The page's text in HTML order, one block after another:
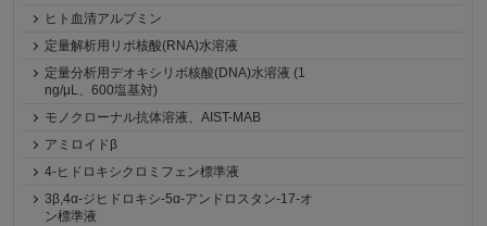
ヒト血清アルブミン
定量解析用リボ核酸(RNA)水溶液
定量分析用デオキシリボ核酸(DNA)水溶液 (1
ng/μL、600塩基対)
モノクローナル抗体溶液、AIST-MAB
アミロイドβ
4-ヒドロキシクロミフェン標準液
3β,4α-ジヒドロキシ-5α-アンドロスタン-17-オ
ン標準液